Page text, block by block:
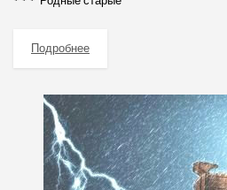
Подробнее